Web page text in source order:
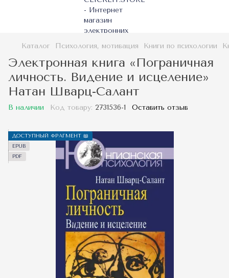
Каталог Психология, мотивация Книги по психологии
Электронная книга «Пограничная
личность. Видение и исцеление»
Натан Шварц-Салант
В наличии Код товару: 2731536-1 Оставить отзыв
ДОСТУПНЫЙ ФРАГМЕНТ 📖
EPUB
PDF